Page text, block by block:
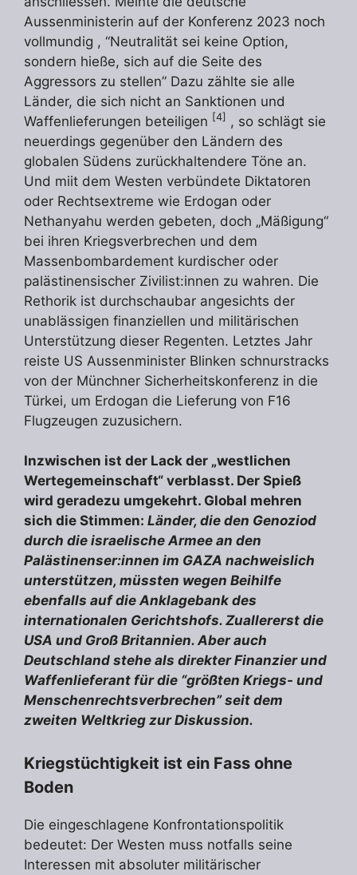
Aussenministerin auf der Konferenz 2023 noch
vollmundig , “Neutralität sei keine Option,
sondern hieße, sich auf die Seite des
Aggressors zu stellen” Dazu zählte sie alle
Länder, die sich nicht an Sanktionen und
Waffenlieferungen beteiligen [4] , so schlägt sie
neuerdings gegenüber den Ländern des
globalen Südens zurückhaltendere Töne an.
Und miit dem Westen verbündete Diktatoren
oder Rechtsextreme wie Erdogan oder
Nethanyahu werden gebeten, doch „Mäßigung“
bei ihren Kriegsverbrechen und dem
Massenbombardement kurdischer oder
palästinensischer Zivilist:innen zu wahren. Die
Rethorik ist durchschaubar angesichts der
unablässigen finanziellen und militärischen
Unterstützung dieser Regenten. Letztes Jahr
reiste US Aussenminister Blinken schnurstracks
von der Münchner Sicherheitskonferenz in die
Türkei, um Erdogan die Lieferung von F16
Flugzeugen zuzusichern.
Inzwischen ist der Lack der „westlichen
Wertegemeinschaft“ verblasst. Der Spieß
wird geradezu umgekehrt. Global mehren
sich die Stimmen: Länder, die den Genoziod
durch die israelische Armee an den
Palästinenser:innen im GAZA nachweislich
unterstützen, müssten wegen Beihilfe
ebenfalls auf die Anklagebank des
internationalen Gerichtshofs. Zuallererst die
USA und Groß Britannien. Aber auch
Deutschland stehe als direkter Finanzier und
Waffenlieferant für die “größten Kriegs- und
Menschenrechtsverbrechen” seit dem
zweiten Weltkrieg zur Diskussion.
Kriegstüchtigkeit ist ein Fass ohne
Boden
Die eingeschlagene Konfrontationspolitik
bedeutet: Der Westen muss notfalls seine
Interessen mit absoluter militärischer